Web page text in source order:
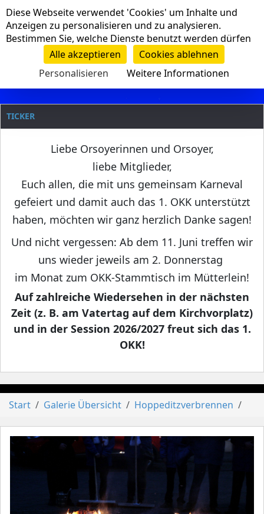
Navigation
Clanname
TICKER
Liebe Orsoyerinnen und Orsoyer,
liebe Mitglieder,
Euch allen, die mit uns gemeinsam Karneval
gefeiert und damit auch das 1. OKK unterstützt
haben, möchten wir ganz herzlich Danke sagen!
Und nicht vergessen: Ab dem 11. Juni treffen wir
uns wieder jeweils am 2. Donnerstag
im Monat zum OKK-Stammtisch im Mütterlein!
Auf zahlreiche Wiedersehen in der nächsten
Zeit (z. B. am Vatertag auf dem Kirchvorplatz)
und in der Session 2026/2027 freut sich das 1.
OKK!
Start Galerie Übersicht Hoppeditzverbrennen
Cookie-Einstellungen
Diese Webseite verwendet 'Cookies' um Inhalte und
Anzeigen zu personalisieren und zu analysieren.
Bestimmen Sie, welche Dienste benutzt werden dürfen
Alle akzeptieren
Cookies ablehnen
Personalisieren
Weitere Informationen